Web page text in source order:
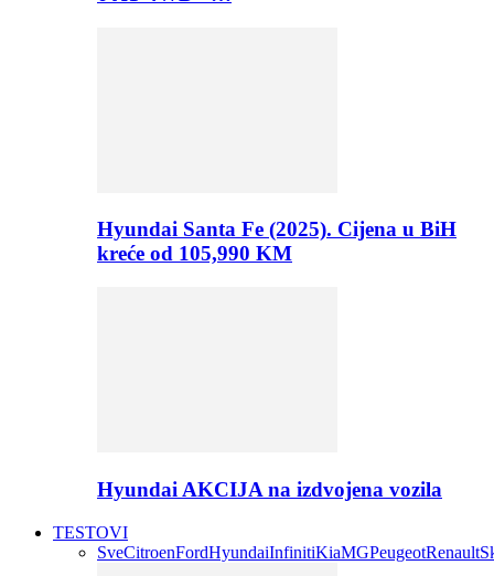
Hyundai Santa Fe (2025). Cijena u BiH
kreće od 105,990 KM
Hyundai AKCIJA na izdvojena vozila
TESTOVI
SveCitroenFordHyundaiInfinitiKiaMGPeugeotRenault